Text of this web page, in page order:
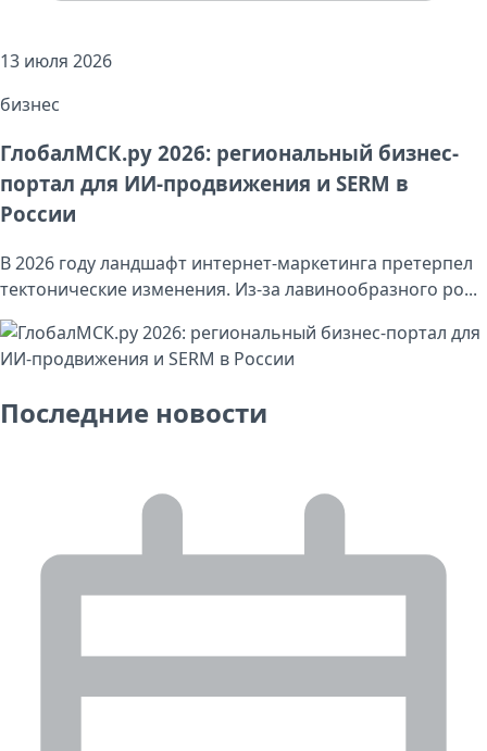
13 июля 2026
бизнес
ГлобалМСК.ру 2026: региональный бизнес-
портал для ИИ-продвижения и SERM в
России
В 2026 году ландшафт интернет-маркетинга претерпел
тектонические изменения. Из-за лавинообразного ро...
Последние новости